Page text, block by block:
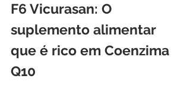
F6 Vicurasan: O
suplemento alimentar
que é rico em Coenzima
Q10